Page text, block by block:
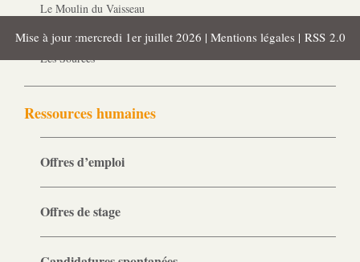
Le Moulin du Vaisseau
La Verdière
Les Sources
Ressources humaines
Offres d’emploi
Offres de stage
Mise à jour :mercredi 1er juillet 2026 | Mentions légales | RSS 2.0